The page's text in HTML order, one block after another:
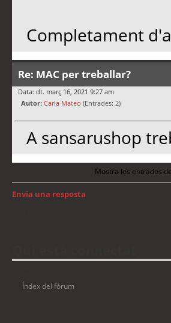
Completament
Re: MAC per treballar?
Data: dt. març 16, 2021 9:27 am
Autor: Carla Mateo (Entrades: 2)
A sansarushop
Mostra les entrades
Envia una resposta
Índex del fòrum